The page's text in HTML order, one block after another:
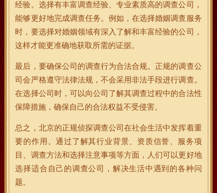
经验。选择有丰富调查经验、专业素质高的调查公司，
能够更好地完成调查任务。例如，在选择婚姻调查服务
时，要选择对婚姻领域有深入了解和丰富经验的公司，
这样才能更准确地获取所需的证据。
最后，要确保公司的调查行为合法合规。正规的调查公
司会严格遵守法律法规，不会采用非法手段进行调查。
在选择公司时，可以向公司了解其调查过程中的合法性
保障措施，确保自己的合法权益不受侵害。
总之，北京的正规侦探调查公司在社会生活中发挥着重
要的作用。通过了解其行业背景、资质信誉、服务项
目、调查方法和选择注意事项等方面，人们可以更好地
选择适合自己的调查公司，解决生活中遇到的各种问
题。